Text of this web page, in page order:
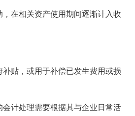
在相关资产使用期间逐渐计入收
贴，或用于补偿已发生费用或损
计处理需要根据其与企业日常活